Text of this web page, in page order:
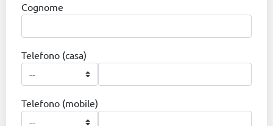
Cognome
Telefono (casa)
Telefono (mobile)